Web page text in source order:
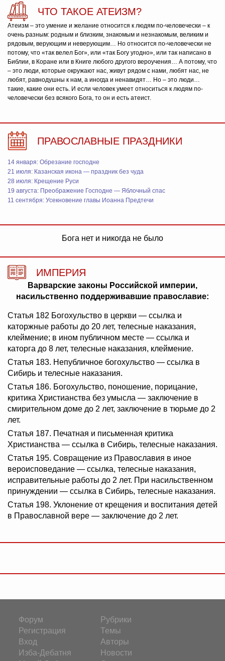
ЧТО ТАКОЕ АТЕИЗМ?
Атеизм – это умение и желание относится к людям по-человечески – к
очень разным: родным и близким, знакомым и незнакомым, великим и
рядовым, верующим и неверующим… Но относится по-человечески не
потому, что «так велел Бог», или «так Богу угодно», или так написано в
Библии, в Коране или в Книге любого другого вероучения… А потому, что
– это люди, которые окружают нас, живут рядом с нами, любят нас, не
любят, равнодушны к нам, а иногда и ненавидят… Но – это люди…
такие, какие они есть. И если человек умеет относиться к людям по-
человечески без всякого Бога, то он и есть атеист.
ПРАВОСЛАВНЫЕ ПРАЗДНИКИ
14 января: Обрезание господне
21 июля: Казанская икона — праздник без чуда
28 июля: Крещение Руси
19 августа: Преображение Господне — Яблочный спас
11 сентября: Усекновение главы Иоанна Предтечи
Бога нет и никогда не было
ИМПЕРИЯ
Варварские законы Российской империи,
насильственно поддерживавшие православие:
Статья 182 Богохульство в церкви — ссылка и
каторжные работы до 20 лет, телесные наказания,
клеймение; в ином публичном месте — ссылка и
каторга до 8 лет, телесные наказания, клеймение.
Статья 183. Непубличное богохульство — ссылка в
Сибирь и телесные наказания.
Статья 186. Богохульство, поношение, порицание,
критика Христианства без умысла — заключение в
смирительном доме до 2 лет, заключение в тюрьме до 2
лет.
Статья 187. Печатная и письменная критика
Христианства — ссылка в Сибирь, телесные наказания.
Статья 195. Совращение из Православия в иное
вероисповедание — ссылка, телесные наказания,
исправительные работы до 2 лет. При насильственном
принуждении — ссылка в Сибирь, телесные наказания.
Статья 198. Уклонение от крещения и воспитания детей
в Православной вере — заключение до 2 лет.
Форум
Регистрация
Вход
Изба-Дебатня
Рубрики
Темы
Авторы
Новости